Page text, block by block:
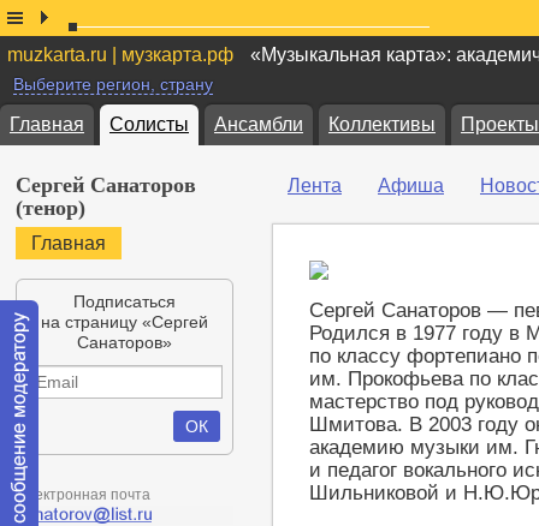
muzkarta.ru | музкарта.рф «Музыкальная карта»:
Выберите регион, страну
Главная Солисты Ансамбли Коллективы Проекты
Сергей Санаторов
(тенор)
Главная
Подписаться
на страницу «Сергей
Санаторов»
Электронная почта
Лента Афиша
Сергей Санаторов —
Родился в 1977 году
по классу
им. Прокофьева по
мастерство под
Шмитова. В 2003 году
академию музыки им.
и педагог вокального
Шильниковой и